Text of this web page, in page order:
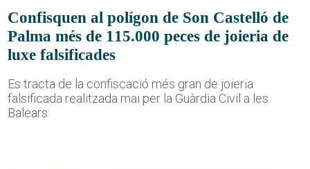
Confisquen al polígon de Son Castelló de
Palma més de 115.000 peces de joieria de
luxe falsificades
Es tracta de la confiscació més gran de joieria
falsificada realitzada mai per la Guàrdia Civil a les
Balears